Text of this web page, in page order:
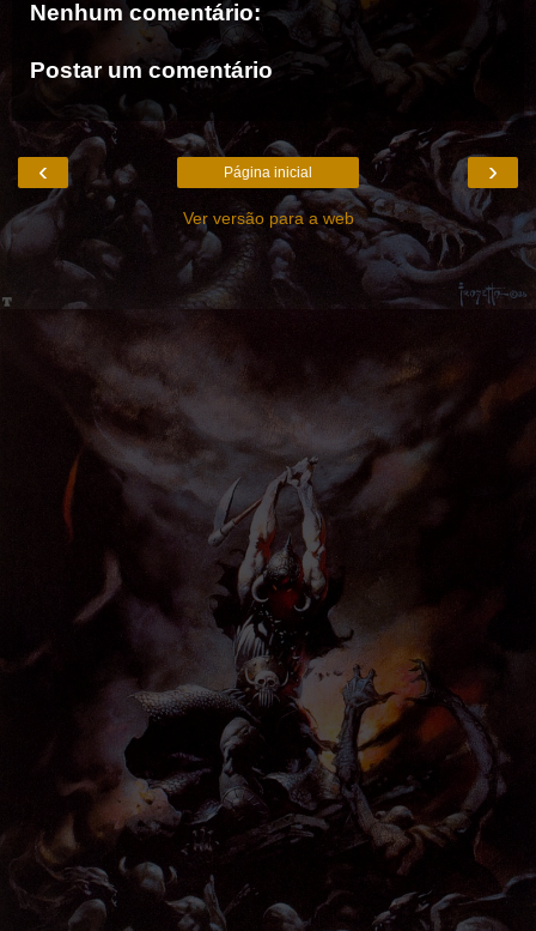
Nenhum comentário:
Postar um comentário
‹ ›
Página inicial
Ver versão para a web